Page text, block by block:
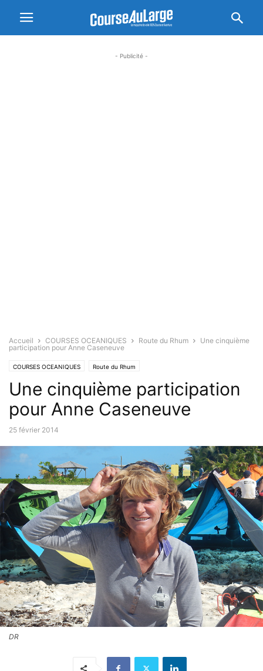
- Publicité -
Accueil COURSES OCEANIQUES Route du Rhum
Une cinquième
participation pour Anne Caseneuve
COURSES OCEANIQUES Route du Rhum
Une cinquième participation
pour Anne Caseneuve
25 février 2014
DR